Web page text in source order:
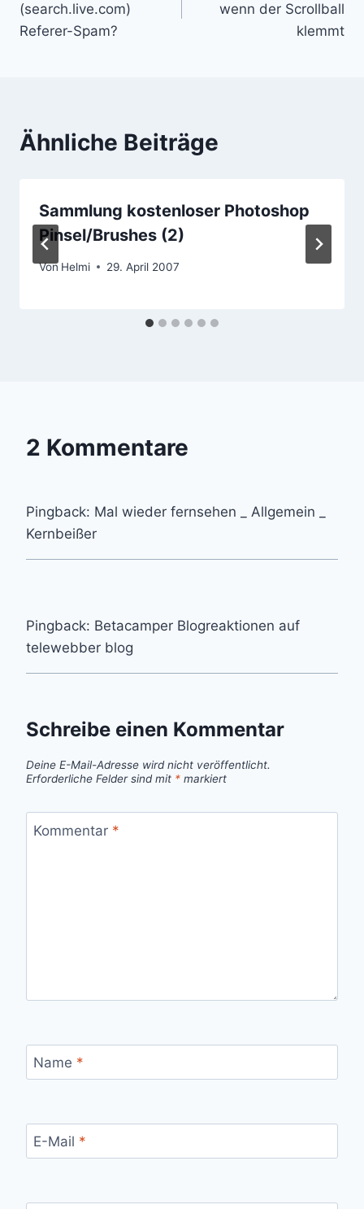
(search.live.com)
Referer-Spam?
wenn der Scrollball
klemmt
Ähnliche Beiträge
Sammlung kostenloser Photoshop
Pinsel/Brushes (2)
Von Helmi 29. April 2007
2 Kommentare
Pingback: Mal wieder fernsehen _ Allgemein _
Kernbeißer
Pingback: Betacamper Blogreaktionen auf
telewebber blog
Schreibe einen Kommentar
Deine E-Mail-Adresse wird nicht veröffentlicht.
Erforderliche Felder sind mit * markiert
Kommentar *
Name *
E-Mail *